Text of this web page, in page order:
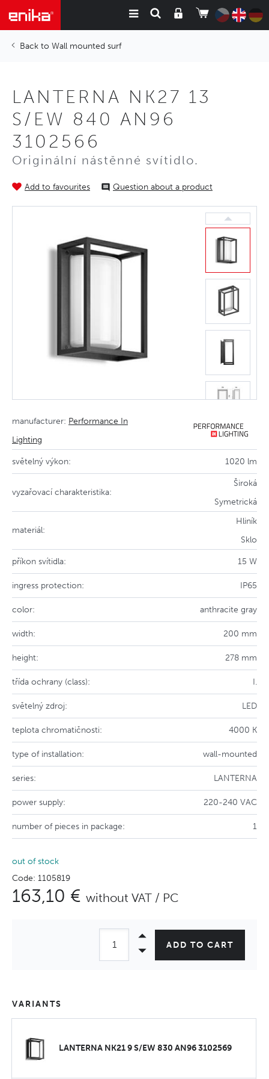
Wall mounted surf
LANTERNA NK27 13
S/EW 840 AN96
3102566
Originální nástěnné svítidlo.
Add to favourites Question about a product
manufacturer: Performance In
Lighting
světelný výkon: 1020 lm
vyzařovací charakteristika:
Široká
Symetrická
materiál:
Hliník
Sklo
příkon svítidla: 15 W
ingress protection: IP65
color: anthracite gray
width: 200 mm
height: 278 mm
třída ochrany (class): I.
světelný zdroj: LED
teplota chromatičnosti: 4000 K
type of installation: wall-mounted
series: LANTERNA
power supply: 220-240 VAC
number of pieces in package: 1
out of stock
Code: 1105819
163,10 € without VAT / PC
ADD TO CART
VARIANTS
LANTERNA NK21 9 S/EW 830 AN96 3102569